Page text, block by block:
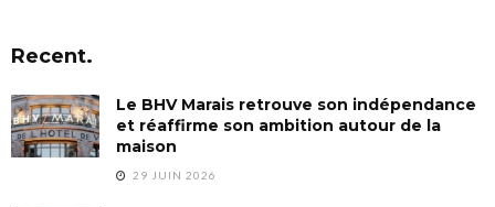
Recent.
Le BHV Marais retrouve son indépendance
et réaffirme son ambition autour de la
maison
29 JUIN 2026